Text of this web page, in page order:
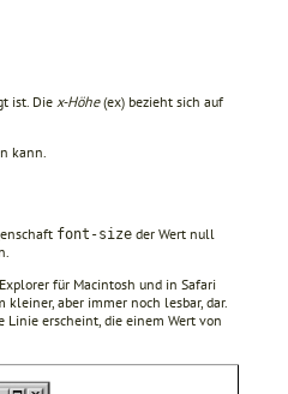
ist. Die x-Höhe(ex) bezieht sich auf
kann.
font-size der Wert null
für Macintosh und in Safari
aber immer noch lesbar, dar.
Linie erscheint, die einem Wert von